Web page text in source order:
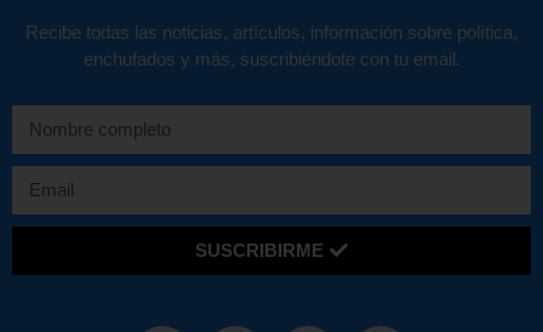
Recibe todas las noticias, artículos, información sobre política,
enchufados y más, suscribiéndote con tu email.
SUSCRIBIRME